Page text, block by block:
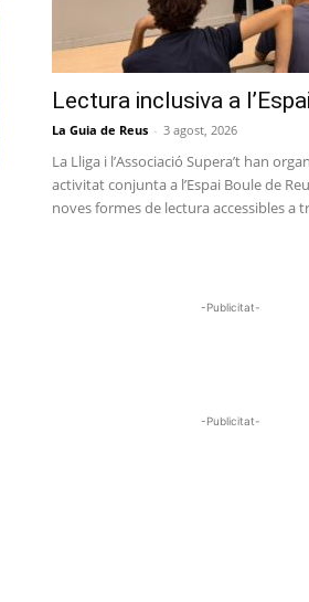
Lectura inclusiva a
La Guia de Reus - 3 agost, 2026
La Lliga i l’Associació Supera’t han
activitat conjunta a l’Espai Boule de
noves formes de lectura accessibles a
-Publicitat-
-Publicitat-